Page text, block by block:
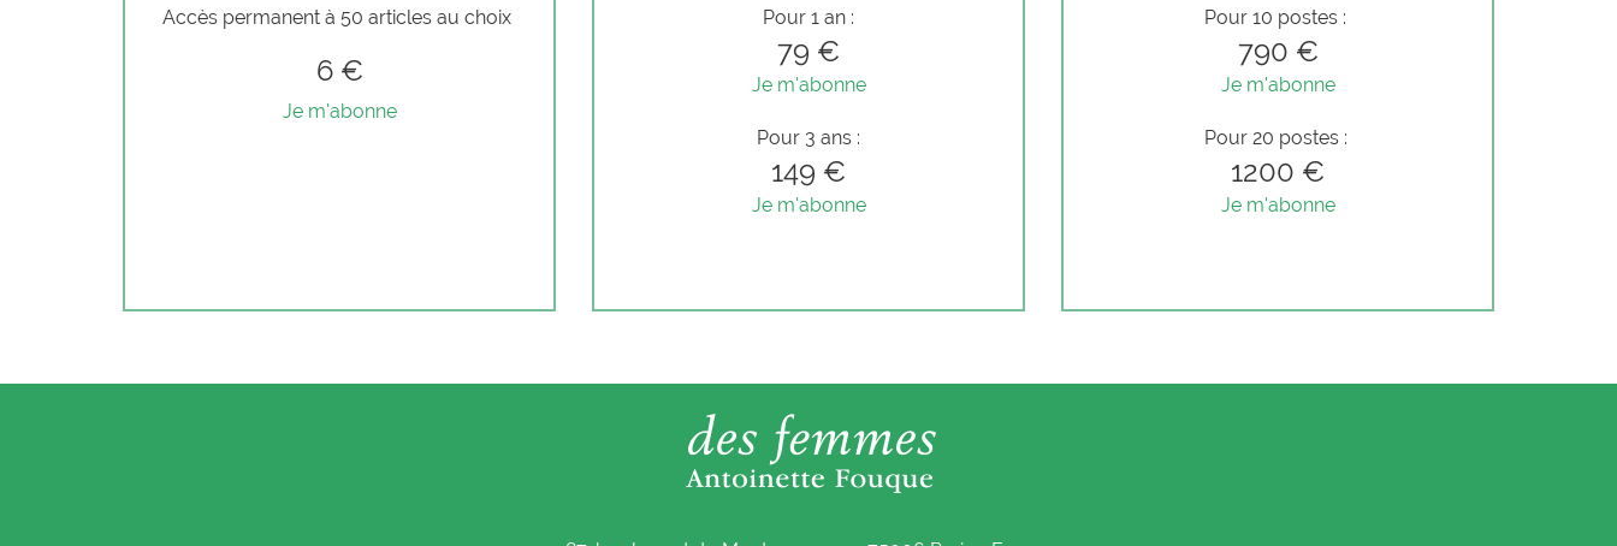
Accès permanent à 50 articles au choix
6 €
Je m'abonne
Pour 1 an :
79 €
Je m'abonne
Pour 3 ans :
149 €
Je m'abonne
Pour 10 postes :
790 €
Je m'abonne
Pour 20 postes :
1200 €
Je m'abonne